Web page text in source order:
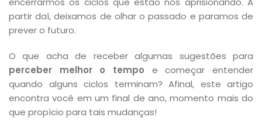
partir daí, deixamos de olhar o passado e paramos de
prever o futuro.
O que acha de receber algumas sugestões para
perceber melhor o tempo e começar entender
quando alguns ciclos terminam? Afinal, este artigo
encontra você em um final de ano, momento mais do
que propício para tais mudanças!